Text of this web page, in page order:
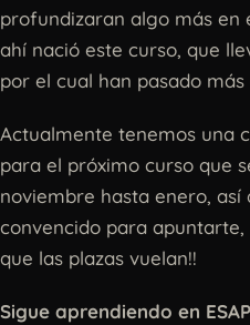
profundizaran algo más en
ahí nació este curso, que
por el cual han pasado más
Actualmente tenemos una
para el próximo curso que
noviembre hasta enero, así
convencido para apuntarte,
que las plazas vuelan!!
Sigue aprendiendo en